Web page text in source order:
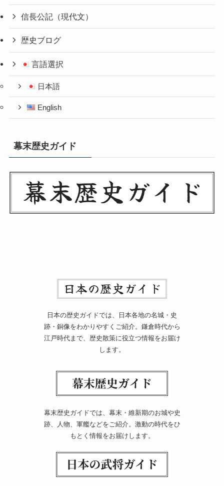
信長公記（現代文）
歴史ブログ
言語選択
日本語
English
幕末歴史ガイド
日本の歴史ガイドでは、日本各地の名城・史
跡・銅像をわかりやすくご紹介。鎌倉時代から
江戸時代まで、歴史散策に役立つ情報をお届け
します。
幕末歴史ガイドでは、幕末・維新期のお城や史
跡、人物、軍艦などをご紹介。激動の時代をひ
もとく情報をお届けします。